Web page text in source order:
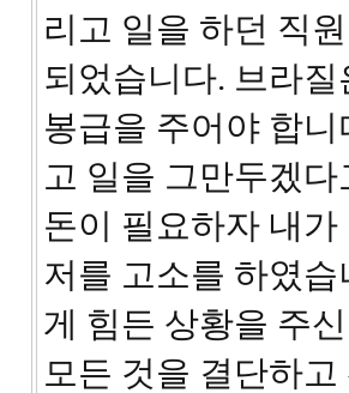
리고 일을 하던 직
되었습니다. 브라
봉급을 주어야 합
고 일을 그만두겠
돈이 필요하자 내
저를 고소를 하였
게 힘든 상황을 주
모든 것을 결단하